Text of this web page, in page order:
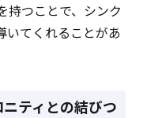
持つことで、シンク
いてくれることがあ
ティとの結びつ